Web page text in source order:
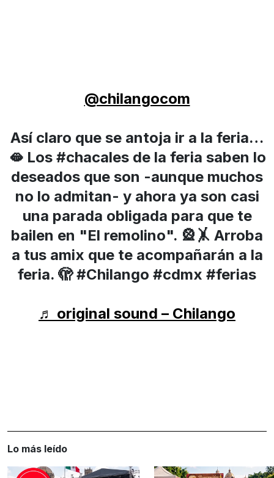
@chilangocom
Así claro que se antoja ir a la feria…
🫦 Los #chacales de la feria saben lo
deseados que son -aunque muchos
no lo admitan- y ahora ya son casi
una parada obligada para que te
bailen en "El remolino". 🎡🤸 Arroba
a tus amix que te acompañarán a la
feria. 🫣 #Chilango #cdmx #ferias
♬ original sound – Chilango
Lo más leído